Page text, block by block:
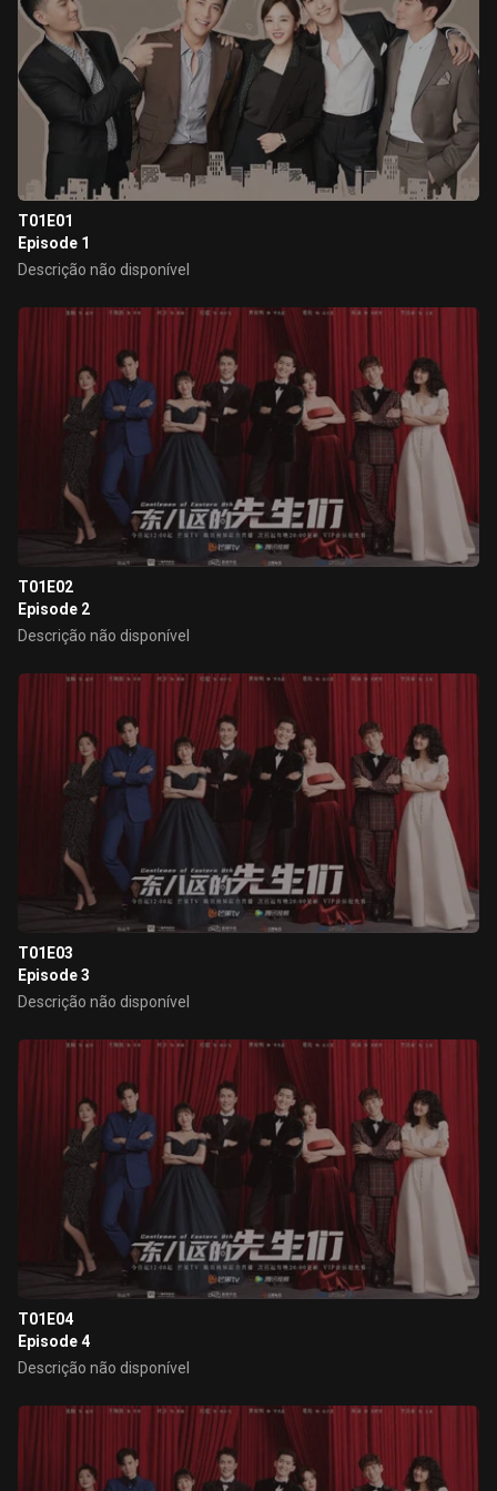
T01E01
Episode 1
Descrição não disponível
T01E02
Episode 2
Descrição não disponível
T01E03
Episode 3
Descrição não disponível
T01E04
Episode 4
Descrição não disponível